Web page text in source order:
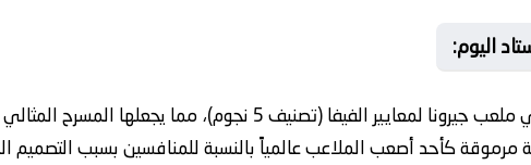
اليوم:
تخضع أرضية الميدان في ملعب جيرونا لمعايير الفيفا
مرموقة كأحد أصعب الملاعب عالمياً بالنسبة للمنافسين بسبب التصميم